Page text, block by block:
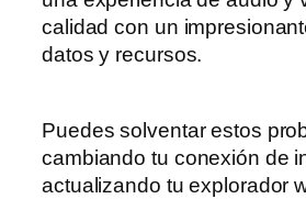
calidad con un
datos y recursos.
Puedes solventar estos
cambiando tu conexión de
actualizando tu explorador